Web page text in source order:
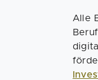
Alle